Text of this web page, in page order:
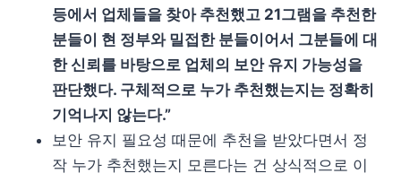
등에서 업체들을 찾아 추천했고 21그램을 추천한
분들이 현 정부와 밀접한 분들이어서 그분들에 대
한 신뢰를 바탕으로 업체의 보안 유지 가능성을
판단했다. 구체적으로 누가 추천했는지는 정확히
기억나지 않는다.”
보안 유지 필요성 때문에 추천을 받았다면서 정
작 누가 추천했는지 모른다는 건 상식적으로 이